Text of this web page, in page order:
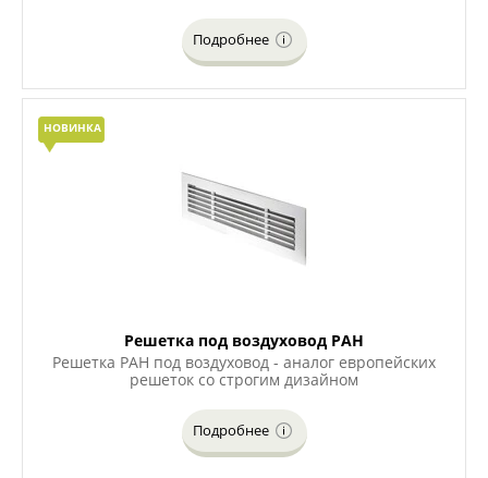
Подробнее
НОВИНКА
Решетка под воздуховод РАН
Решетка РАН под воздуховод - аналог европейских
решеток со строгим дизайном
Подробнее